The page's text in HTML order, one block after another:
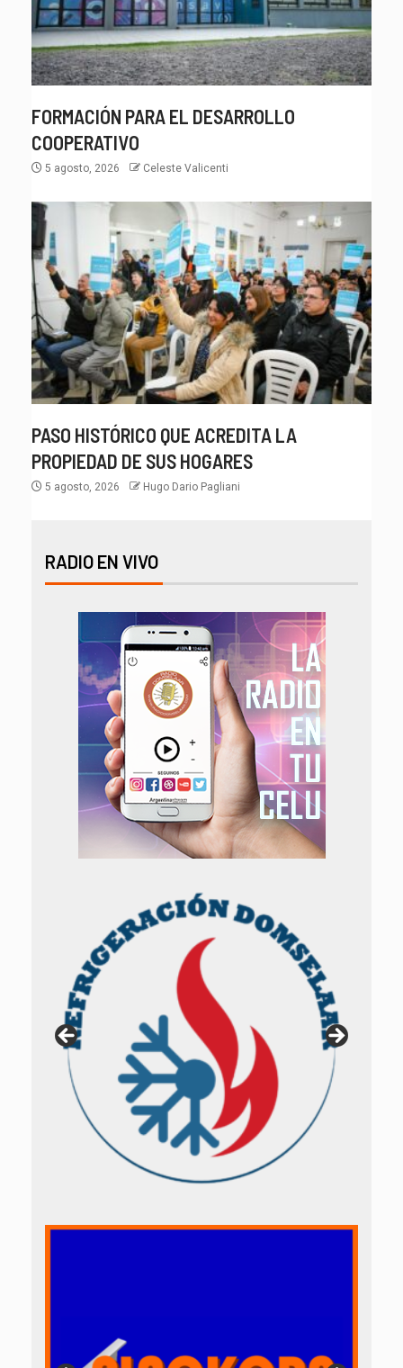
FORMACIÓN PARA EL DESARROLLO
COOPERATIVO
5 agosto, 2026 Celeste Valicenti
PASO HISTÓRICO QUE ACREDITA LA
PROPIEDAD DE SUS HOGARES
5 agosto, 2026 Hugo Dario Pagliani
RADIO EN VIVO